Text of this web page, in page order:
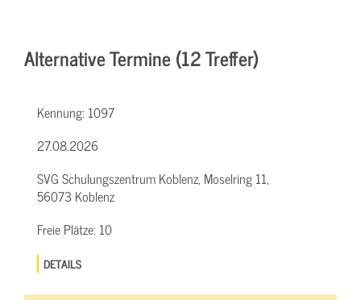
Alternative Termine (12 Treffer)
Kennung: 1097
27.08.2026
SVG Schulungszentrum Koblenz, Moselring 11,
56073 Koblenz
Freie Plätze: 10
DETAILS